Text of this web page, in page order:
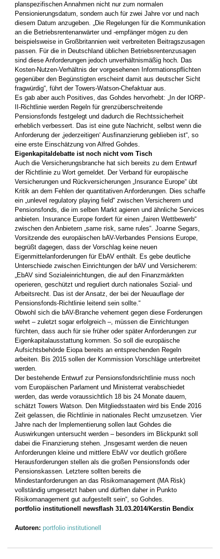
planspezifischen Annahmen nicht nur zum normalen
Pensionierungsdatum, sondern auch für zwei Jahre vor und nach
diesem Datum anzugeben. „Die Regelungen für die Kommunikation
an die Betriebsrentenanwärter und -empfänger mögen zu den
beispielsweise in Großbritannien weit verbreiteten Beitragszusagen
passen. Für die in Deutschland üblichen Betriebsrentenzusagen
sind diese Anforderungen jedoch unverhältnismäßig hoch. Das
Kosten-Nutzen-Verhältnis der vorgesehenen Informationspflichten
gegenüber den Begünstigten erscheint damit aus deutscher Sicht
fragwürdig“, führt der Towers-Watson-Chefaktuar aus.
Es gab aber auch Positives, das Gohdes hervorhebt: „In der IORP-
II-Richtlinie werden Regeln für grenzüberschreitende
Pensionsfonds festgelegt und dadurch die Rechtssicherheit
erheblich verbessert. Das ist eine gute Nachricht, selbst wenn die
Anforderung der ‚jederzeitigen‘ Ausfinanzierung geblieben ist“, so
eine erste Einschätzung von Alfred Gohdes.
Eigenkapitaldebatte ist noch nicht vom Tisch
Auch die Versicherungsbranche hat sich bereits zu dem Entwurf
der Richtlinie zu Wort gemeldet. Der Verband für europäische
Versicherungen und Rückversicherungen „Insurance Europe“ übt
Kritik an dem Fehlen der quantitativen Anforderungen. Dies schaffe
ein „unlevel regulatory playing field“ zwischen Versicherern und
Pensionsfonds, die im selben Markt agieren und ähnliche Services
anbieten. Insurance Europe fordert für einen „fairen Wettbewerb“
zwischen den Anbietern „same risk, same rules“. Joanne Segars,
Vorsitzende des europäischen bAV-Verbandes Pensions Europe,
begrüßt dagegen, dass der Vorschlag keine neuen
Eigenmittelanforderungen für EbAV enthält. Es gebe deutliche
Unterschiede zwischen Einrichtungen der bAV und Versicherern:
„EbAV sind Sozialeinrichtungen, die auf den Finanzmärkten
operieren, geschützt und reguliert durch nationales Sozial- und
Arbeitsrecht. Das ist der Ansatz, der bei der Neuauflage der
Pensionsfonds-Richtlinie leitend sein sollte.“
Obwohl sich die bAV-Branche vehement gegen diese Forderungen
wehrt – zuletzt sogar erfolgreich –, müssen die Einrichtungen
fürchten, dass auch für sie früher oder später Anforderungen zur
Eigenkapitalausstattung kommen. So soll die europäische
Aufsichtsbehörde Eiopa bereits an entsprechenden Regeln
arbeiten. Bis 2015 sollen der Kommission Vorschläge unterbreitet
werden.
Der bestehende Entwurf zur Pensionsfondsrichtlinie muss noch
vom Europäischen Parlament und Ministerrat verabschiedet
werden, das werde voraussichtlich 18 bis 24 Monate dauern,
schätzt Towers Watson. Den Mitgliedsstaaten wird bis Ende 2016
Zeit gelassen, die Richtlinie in nationales Recht umzusetzen. Vier
Jahre nach der Implementierung sollen laut Gohdes die
Auswirkungen untersucht werden – besonders im Blickpunkt soll
dabei die Finanzierung stehen. „Insgesamt werden die neuen
Anforderungen kleine und mittlere EbAV vor deutlich größere
Herausforderungen stellen als die großen Pensionsfonds oder
Pensionskassen. Letztere sollten bereits die
Mindestanforderungen an das Risikomanagement (MA Risk)
vollständig umgesetzt haben und dürften daher in Punkto
Risikomanagement gut aufgestellt sein“, so Gohdes.
portfolio institutionell newsflash 31.03.2014/Kerstin Bendix
Autoren: portfolio institutionell